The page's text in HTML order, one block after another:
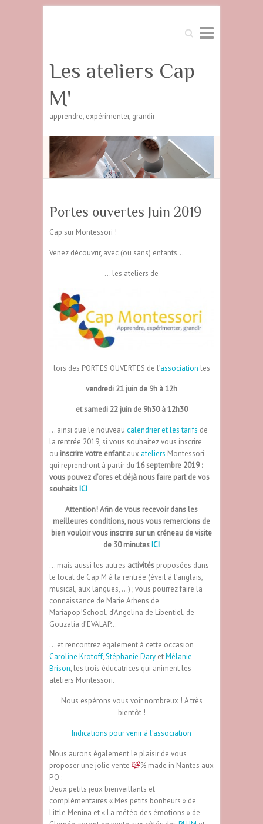
Search
Les ateliers Cap
M'
apprendre, expérimenter, grandir
Portes ouvertes Juin 2019
Cap sur Montessori !
Venez découvrir, avec (ou sans) enfants…
… les ateliers de
lors des PORTES OUVERTES de l’association les
vendredi 21 juin de 9h à 12h
et samedi 22 juin de 9h30 à 12h30
… ainsi que le nouveau calendrieret les tarifs de
la rentrée 2019, si vous souhaitez vous inscrire
ou inscrire votre enfantaux ateliers Montessori
qui reprendront à partir du 16 septembre 2019 :
vous pouvez d’ores et déjà nous faire part de vos
souhaits ICI
Attention! Afin de vous recevoir dans les
meilleures conditions, nous vous remercions de
bien vouloir vous inscrire sur un créneau de visite
de 30 minutes ICI
… mais aussi les autres activités proposées dans
le local de Cap M à la rentrée (éveil à l’anglais,
musical, aux langues, …) ; vous pourrez faire la
connaissance de Marie Arhens de
Mariapop!School, d’Angelina de Libentiel, de
Gouzalia d’EVALAP…
… et rencontrez également à cette occasion
Caroline Krotoff,Stéphanie Dary etMélanie
Brison, les trois éducatrices qui animent les
ateliers Montessori.
Nous espérons vous voir nombreux ! A très
bientôt !
Indications pour venir à l’association
Nous aurons également le plaisir de vous
proposer une jolie vente
% made in Nantes aux
P.O :
Deux petits jeux bienveillants et
complémentaires « Mes petits bonheurs » de
Little Menina et « La météo des émotions » de